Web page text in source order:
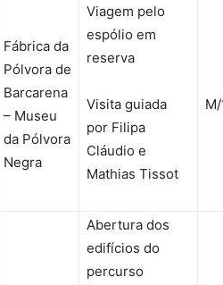
Fábrica da
Pólvora de
Barcarena
– Museu
da Pólvora
Negra
Viagem pelo
espólio em
reserva
Visita guiada
por Filipa
Cláudio e
Mathias Tissot
Abertura dos
edifícios do
percurso